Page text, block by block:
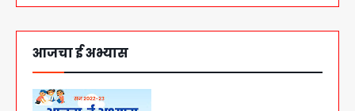
आजचा ई अभ्यास